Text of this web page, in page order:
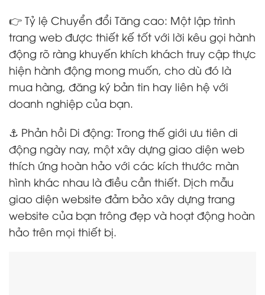
👉 Tỷ lệ Chuyển đổi Tăng cao: Một lập trình
trang web được thiết kế tốt với lời kêu gọi hành
động rõ ràng khuyến khích khách truy cập thực
hiện hành động mong muốn, cho dù đó là
mua hàng, đăng ký bản tin hay liên hệ với
doanh nghiệp của bạn.
⚓ Phản hồi Di động: Trong thế giới ưu tiên di
động ngày nay, một xây dựng giao diện web
thích ứng hoàn hảo với các kích thước màn
hình khác nhau là điều cần thiết. Dịch mẫu
giao diện website đảm bảo xây dựng trang
website của bạn trông đẹp và hoạt động hoàn
hảo trên mọi thiết bị.